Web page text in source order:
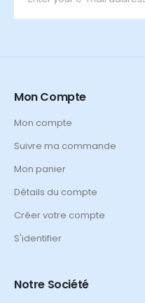
Mon Compte
Mon compte
Suivre ma commande
Mon panier
Détails du compte
Créer votre compte
S'identifier
Notre Société